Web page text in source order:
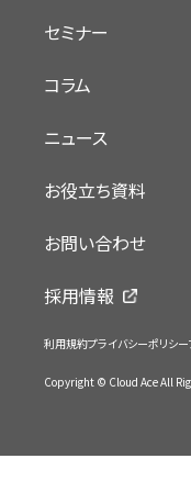
セミナー
コラム
ニュース
お役立ち資料
お問い合わせ
採用情報
利用規約プライバシーポリシー
Copyright © Cloud Ace All